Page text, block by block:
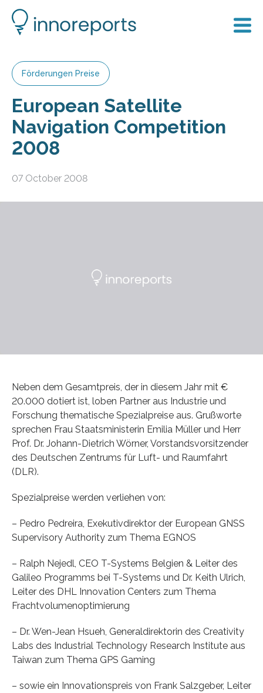
Förderungen Preise
European Satellite
Navigation Competition
2008
07 October 2008
Neben dem Gesamtpreis, der in diesem Jahr mit €
20.000 dotiert ist, loben Partner aus Industrie und
Forschung thematische Spezialpreise aus. Grußworte
sprechen Frau Staatsministerin Emilia Müller und Herr
Prof. Dr. Johann-Dietrich Wörner, Vorstandsvorsitzender
des Deutschen Zentrums für Luft- und Raumfahrt
(DLR).
Spezialpreise werden verliehen von:
– Pedro Pedreira, Exekutivdirektor der European GNSS
Supervisory Authority zum Thema EGNOS
– Ralph Nejedl, CEO T-Systems Belgien & Leiter des
Galileo Programms bei T-Systems und Dr. Keith Ulrich,
Leiter des DHL Innovation Centers zum Thema
Frachtvolumenoptimierung
– Dr. Wen-Jean Hsueh, Generaldirektorin des Creativity
Labs des Industrial Technology Research Institute aus
Taiwan zum Thema GPS Gaming
– sowie ein Innovationspreis von Frank Salzgeber, Leiter